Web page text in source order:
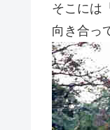
そこには
向き合っ